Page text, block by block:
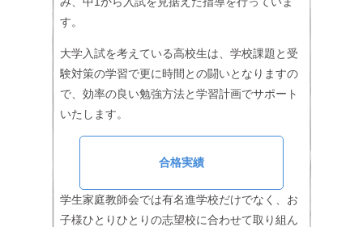
す。
大学入試を考えている高校生は、学校課題と受
験対策の学習で更に時間との闘いとなりますの
で、効率の良い勉強方法と学習計画でサポート
いたします。
合格実績
学生家庭教師会では有名進学校だけでなく、お
子様ひとりひとりの志望校に合わせて取り組ん